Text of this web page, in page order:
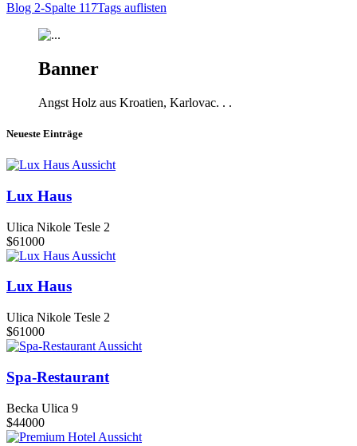
Blog 2-Spalte 117Tags auflisten
Banner
Angst Holz aus Kroatien, Karlovac. . .
Neueste Einträge
Aussicht
Lux Haus
Ulica Nikole Tesle 2
$61000
Aussicht
Lux Haus
Ulica Nikole Tesle 2
$61000
Aussicht
Spa-Restaurant
Becka Ulica 9
$44000
Aussicht